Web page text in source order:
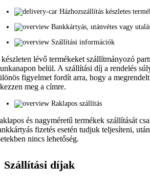
Házhozszállítás készletes
Bankkártyás, utánvétes vagy
Szállítási információk
lévő termékeket szállítmányozó
belül. A szállítási díj a rendelés
figyelmet fordít arra, hogy a
meg a címre.
Raklapos szállítás
és nagyméretű termékek szállítását
fizetés esetén tudjuk teljesíteni,
nincs lehetőség.
Szállítási díjak